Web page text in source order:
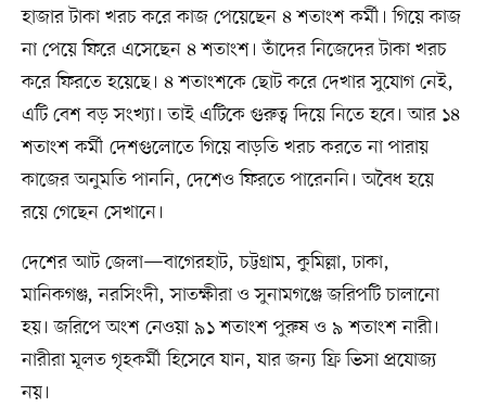
হাজার টাকা খরচ করে কাজ পেয়েছেন ৪ শতাংশ কর্মী। গিয়ে কাজ
না পেয়ে ফিরে এসেছেন ৪ শতাংশ। তাঁদের নিজেদের টাকা খরচ
করে ফিরতে হয়েছে। ৪ শতাংশকে ছোট করে দেখার সুযোগ নেই,
এটি বেশ বড় সংখ্যা। তাই এটিকে গুরুত্ব দিয়ে নিতে হবে। আর ১৪
শতাংশ কর্মী দেশগুলোতে গিয়ে বাড়তি খরচ করতে না পারায়
কাজের অনুমতি পাননি, দেশেও ফিরতে পারেননি। অবৈধ হয়ে
রয়ে গেছেন সেখানে।
দেশের আট জেলা—বাগেরহাট, চট্টগ্রাম, কুমিল্লা, ঢাকা,
মানিকগঞ্জ, নরসিংদী, সাতক্ষীরা ও সুনামগঞ্জে জরিপটি চালানো
হয়। জরিপে অংশ নেওয়া ৯১ শতাংশ পুরুষ ও ৯ শতাংশ নারী।
নারীরা মূলত গৃহকর্মী হিসেবে যান, যার জন‍্য ফ্রি ভিসা প্রযোজ্য
নয়।